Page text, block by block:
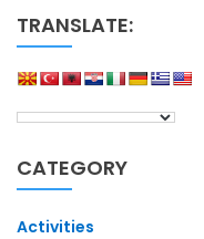
TRANSLATE:
CATEGORY
Activities